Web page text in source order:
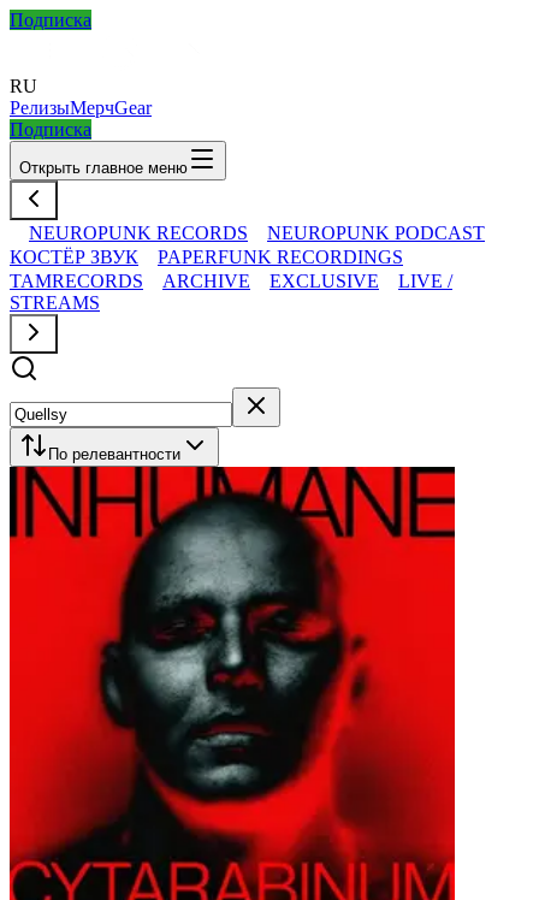
Подписка
RU
РелизыМерчGear
Подписка
Открыть главное меню
NEUROPUNK RECORDS
NEUROPUNK PODCAST
КОСТЁР ЗВУК
PAPERFUNK RECORDINGS
TAMRECORDS
ARCHIVE EXCLUSIVE
LIVE /
STREAMS
По релевантности